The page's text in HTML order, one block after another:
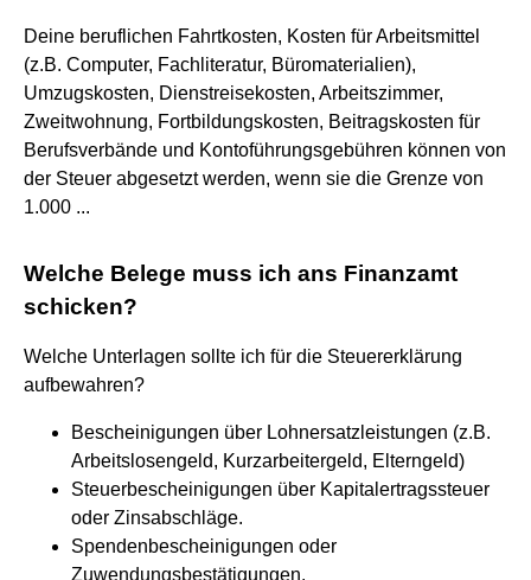
Deine beruflichen Fahrtkosten, Kosten für Arbeitsmittel
(z.B. Computer, Fachliteratur, Büromaterialien),
Umzugskosten, Dienstreisekosten, Arbeitszimmer,
Zweitwohnung, Fortbildungskosten, Beitragskosten für
Berufsverbände und Kontoführungsgebühren können von
der Steuer abgesetzt werden, wenn sie die Grenze von
1.000 ...
Welche Belege muss ich ans Finanzamt
schicken?
Welche Unterlagen sollte ich für die Steuererklärung
aufbewahren?
Bescheinigungen über Lohnersatzleistungen (z.B.
Arbeitslosengeld, Kurzarbeitergeld, Elterngeld)
Steuerbescheinigungen über Kapitalertragssteuer
oder Zinsabschläge.
Spendenbescheinigungen oder
Zuwendungsbestätigungen.